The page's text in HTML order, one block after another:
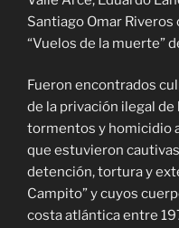
Santiago Omar
“Vuelos de la muerte”
Fueron encontrados
de la privación ilegal
tormentos y homicidio
que estuvieron
detención, tortura y
Campito” y cuyos
costa atlántica entre